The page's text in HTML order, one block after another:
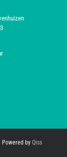
Powered by Qiss